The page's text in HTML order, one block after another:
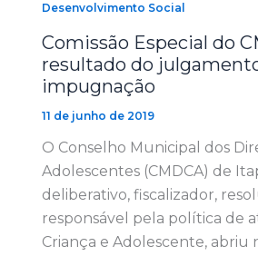
Desenvolvimento Social
Comissão Especial do
resultado do
impugnação
11 de junho de 2019
O Conselho Municipal dos
Adolescentes (CMDCA) de
deliberativo, fiscalizador,
responsável pela política de
Criança e Adolescente, abriu